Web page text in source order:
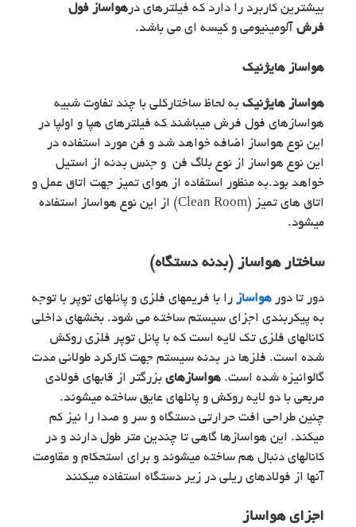
بیشترین کاربرد را دارد که فیلترهای درهواساز فول
فرش آلومینیومی و کیسه­ ای می باشد.
هواساز هایژنیک
هواساز هایژنیک به لحاظ ساختارکلی با چند تفاوت شبیه
هواسازهای فول فرش می­باشند که فیلترهای هپا و اولپا در
این نوع هواساز اضافه خواهد شد و فن مورد استفاده در
این نوع هواساز از نوع بلاگ فن و جنس بدنه از استیل
خواهد بود.به منظور استفاده از هوای تمیز جهت اتاق عمل و
اتاق های تمیز (Clean Room) از این نوع هواساز استفاده
می­شود.
ساختار هواساز (بدنه دستگاه)
دور تا دور هواساز را با فریمهای فلزی و پانلهای توپر با توجه
به پیکربندی اجزای سیستم ساخته می شود. بخشهای داخلی
کانالهای فلزی تک لایه است که با پانل توپر فلزی روکش
شده است. فلزها در بدنه سیستم جهت کارکرد طولانی مدت
گالوانیزه شده است. هواسازهای بزرگتر از قابهای فولادی
مربعی با دو لایه روکش و پانلهای عایق ساخته می­شوند.
چنین طراحی افت حرارتی دستگاه و سر و صدا را نیز کم
می­کند. این هواسازها گاهی تا چندین متر طول دارند و در
کانالهای دنبال هم ساخته می­شوند و برای استحکام و مقاومت
آنها از فولادهای ریلی در زیر دستگاه استفاده می­کنند
اجزای هواساز